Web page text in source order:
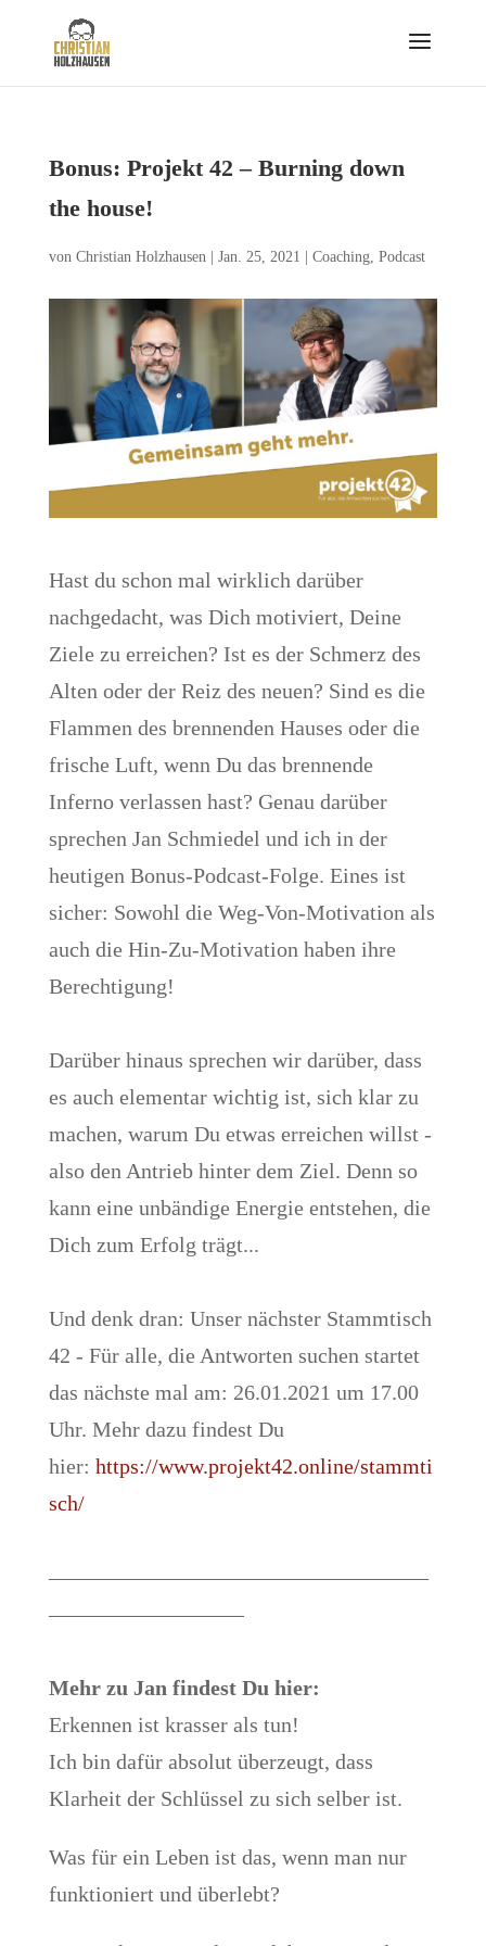
Bonus: Projekt 42 – Burning down
the house!
von Christian Holzhausen| Jan. 25, 2021 Coaching, Podcast
Hast du schon mal wirklich darüber
nachgedacht, was Dich motiviert, Deine
Ziele zu erreichen? Ist es der Schmerz des
Alten oder der Reiz des neuen? Sind es die
Flammen des brennenden Hauses oder die
frische Luft, wenn Du das brennende
Inferno verlassen hast? Genau darüber
sprechen Jan Schmiedel und ich in der
heutigen Bonus-Podcast-Folge. Eines ist
sicher: Sowohl die Weg-Von-Motivation als
auch die Hin-Zu-Motivation haben ihre
Berechtigung!
Darüber hinaus sprechen wir darüber, dass
es auch elementar wichtig ist, sich klar zu
machen, warum Du etwas erreichen willst -
also den Antrieb hinter dem Ziel. Denn so
kann eine unbändige Energie entstehen, die
Dich zum Erfolg trägt...
Und denk dran: Unser nächster Stammtisch
42 - Für alle, die Antworten suchen startet
das nächste mal am: 26.01.2021 um 17.00
Uhr. Mehr dazu findest Du
hier: https://www.projekt42.online/stammti
sch/
–––––––––––––––––––––––––––––––––––
––––––––––––––––––
Mehr zu Jan findest Du hier:
Erkennen ist krasser als tun!
Ich bin dafür absolut überzeugt, dass
Klarheit der Schlüssel zu sich selber ist.
Was für ein Leben ist das, wenn man nur
funktioniert und überlebt?